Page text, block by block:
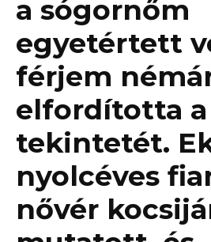
a sógornőm
egyetértett
férjem
elfordította a
tekintetét.
nyolcéves
nővér